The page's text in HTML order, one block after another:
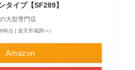
タイプ【SF289】
大型専門店
時点 | 楽天市場調べ）
Amazon